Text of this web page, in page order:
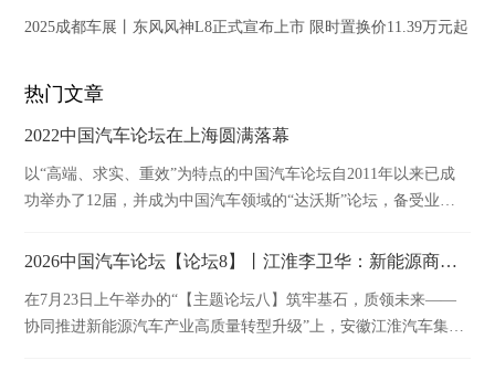
2025成都车展丨东风风神L8正式宣布上市 限时置换价11.39万元起
热门文章
2022中国汽车论坛在上海圆满落幕
以“高端、求实、重效”为特点的中国汽车论坛自2011年以来已成
功举办了12届，并成为中国汽车领域的“达沃斯”论坛，备受业内
行业权威组织——中国汽车工业协会，将继续充分发挥桥梁和纽
流平台，继续助推我国汽车产业高质量发展，早日共圆汽车强国
梦！
2026中国汽车论坛【论坛8】丨江淮李卫华：新能源商用车产业链技术质量与安全管控实践
在7月23日上午举办的“【主题论坛八】筑牢基石，质领未来——
协同推进新能源汽车产业高质量转型升级”上，安徽江淮汽车集团